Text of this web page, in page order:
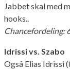
Jabbet skal med
hooks..
Chancefordeling:
Idrissi vs. Szabo
Også Elias Idrissi